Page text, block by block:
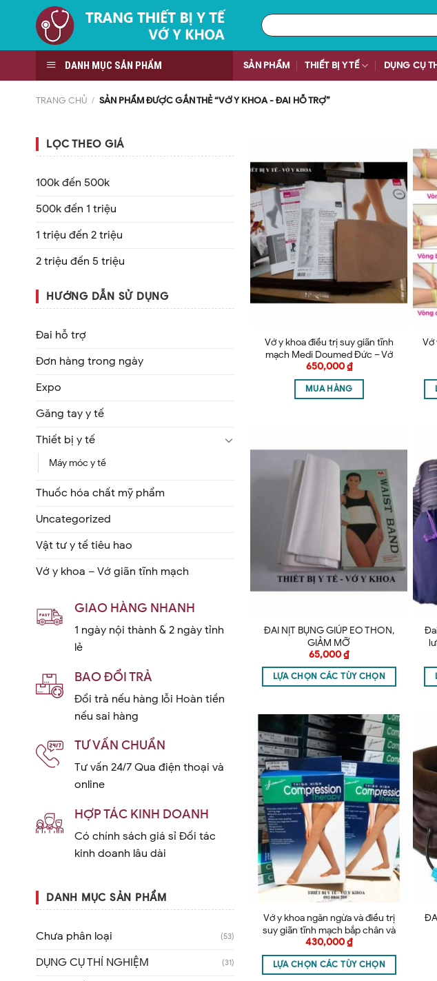
Tìm
kiếm:
DANH MỤC SẢN PHẨM SẢN PHẨM THIẾT BỊ Y TẾ DỤNG CỤ
TRANG CHỦ / SẢN PHẨM ĐƯỢC GẮN THẺ “VỚ Y KHOA - ĐAI HỖ TRỢ”
LỌC THEO GIÁ
100k đến 500k
500k đến 1 triệu
1 triệu đến 2 triệu
2 triệu đến 5 triệu
HƯỚNG DẪN SỬ DỤNG
Đai hỗ trợ
Đơn hàng trong ngày
Expo
Găng tay y tế
Thiết bị y tế
Máy móc y tế
Thuốc hóa chất mỹ phẩm
Uncategorized
Vật tư y tế tiêu hao
Vớ y khoa – Vớ giãn tĩnh mạch
GIAO HÀNG NHANH
1 ngày nội thành & 2 ngày tỉnh
lẻ
BAO ĐỔI TRẢ
Đổi trả nếu hàng lỗi Hoàn tiền
nếu sai hàng
TƯ VẤN CHUẨN
Tư vấn 24/7 Qua điện thoại và
online
HỢP TÁC KINH DOANH
Có chính sách giá sỉ Đối tác
kinh doanh lâu dài
DANH MỤC SẢN PHẨM
Chưa phân loại (53)
DỤNG CỤ THÍ NGHIỆM (31)
Vớ y khoa điều trị suy giãn tĩnh
mạch Medi Doumed Đức – Vớ
ngắn
650,000₫
MUA HÀNG
Vớ
ĐAI NỊT BỤNG GIÚP EO THON,
GIẢM MỠ
65,000₫
LỰA CHỌN CÁC TÙY CHỌN
Vớ y khoa ngăn ngừa và điều trị
suy giãn tĩnh mạch bắp chân và
đùi Jiani Italy
430,000₫
LỰA CHỌN CÁC TÙY CHỌN